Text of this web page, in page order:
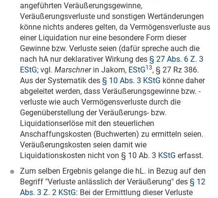
angeführten Veräußerungsgewinne,
Veräußerungsverluste und sonstigen Wertänderungen
könne nichts anderes gelten, da Vermögensverluste aus
einer Liquidation nur eine besondere Form dieser
Gewinne bzw. Verluste seien (dafür spreche auch die
nach hA nur deklarativer Wirkung des § 27 Abs. 6 Z. 3
EStG; vgl. Marschner in Jakom, EStG13, § 27 Rz 386.
Aus der Systematik des § 10 Abs. 3 KStG könne daher
abgeleitet werden, dass Veräußerungsgewinne bzw. -
verluste wie auch Vermögensverluste durch die
Gegenüberstellung der Veräußerungs- bzw.
Liquidationserlöse mit den steuerlichen
Anschaffungskosten (Buchwerten) zu ermitteln seien.
Veräußerungskosten seien damit wie
Liquidationskosten nicht von § 10 Ab. 3 KStG erfasst.
Zum selben Ergebnis gelange die hL. in Bezug auf den
Begriff "Verluste anlässlich der Veräußerung" des § 12
Abs. 3 Z. 2 KStG: Bei der Ermittlung dieser Verluste